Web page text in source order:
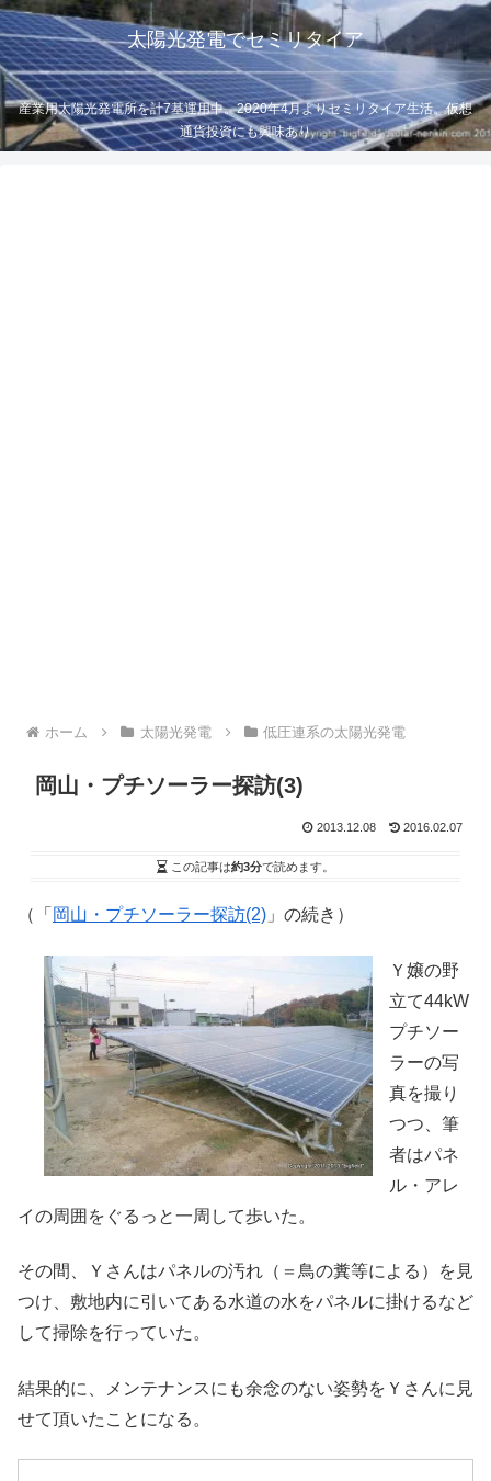
太陽光発電でセミリタイア
産業用太陽光発電所を計7基運用中。2020年4月よりセミリタイア生活。仮想
通貨投資にも興味あり
ホーム 太陽光発電 低圧連系の太陽光発電
岡山・プチソーラー探訪(3)
2013.12.08 2016.02.07
この記事は約3分で読めます。
（「 岡山・プチソーラー探訪(2) 」の続き）
Ｙ嬢の野
立て44kW
プチソー
ラーの写
真を撮り
つつ、筆
者はパネ
ル・アレ
イの周囲をぐるっと一周して歩いた。
その間、Ｙさんはパネルの汚れ（＝鳥の糞等による）を見
つけ、敷地内に引いてある水道の水をパネルに掛けるなど
して掃除を行っていた。
結果的に、メンテナンスにも余念のない姿勢をＹさんに見
せて頂いたことになる。